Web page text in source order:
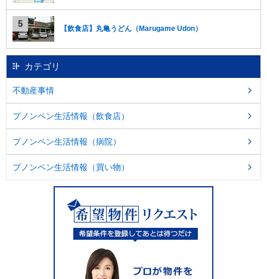
【飲食店】丸亀うどん（Marugame Udon）
カテゴリ
不動産事情
プノンペン生活情報（飲食店）
プノンペン生活情報（病院）
プノンペン生活情報（買い物）